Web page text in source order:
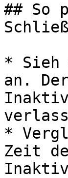
## So
* Sieh
an.
*
Zeit